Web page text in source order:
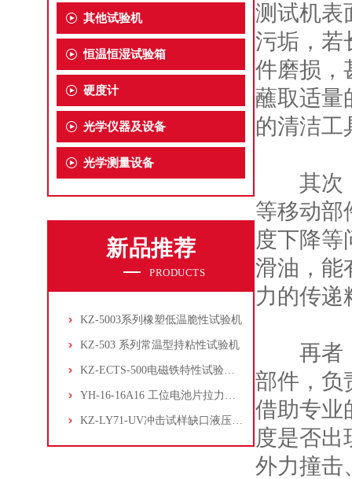
其他试验机
恒温恒湿试验箱
硬度计
光学仪器及设备
光学测量设备
新品推荐
PRODUCTS
KZ-5003系列橡塑低温脆性试验机
KZ-503 系列常温型持粘性试验机
KZ-ECTS-500电磁铁特性试验系统
YH-16-16A16 工位电池片拉力试验机
KZ-LY71-UV冲击试样缺口液压拉床
测试机表
污垢，若
件磨损，
蘸取适量
的清洁工
其次，
等移动部
度下降等
滑油，能
力的传递
再者，
部件，负
借助专业
度是否出
外力撞击